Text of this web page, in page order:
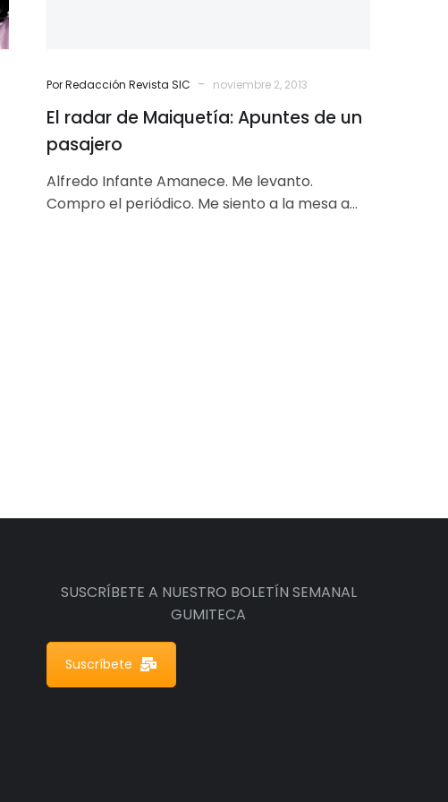
Por Redacción Revista SIC - noviembre 2, 2013
El radar de Maiquetía: Apuntes de un
pasajero
Alfredo Infante Amanece. Me levanto.
Compro el periódico. Me siento a la mesa a
SUSCRÍBETE A NUESTRO BOLETÍN SEMANAL
GUMITECA
Suscríbete